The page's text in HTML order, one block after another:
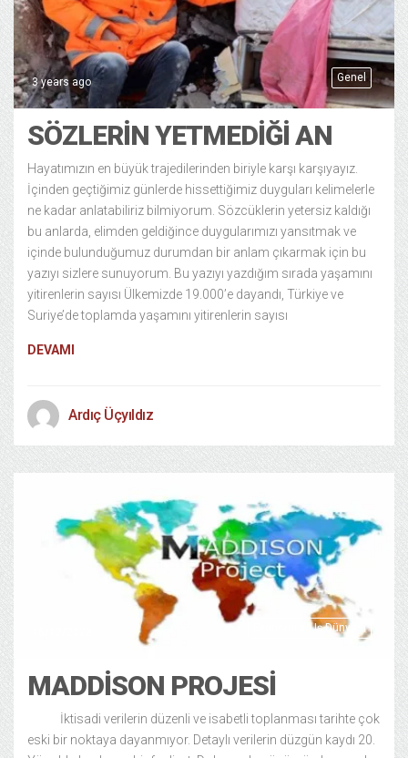
Genel
3 years ago
SÖZLERIN YETMEDIĞI AN
Hayatımızın en büyük trajedilerinden biriyle karşı karşıyayız.
İçinden geçtiğimiz günlerde hissettiğimiz duyguları kelimelerle
ne kadar anlatabiliriz bilmiyorum. Sözcüklerin yetersiz kaldığı
bu anlarda, elimden geldiğince duygularımızı yansıtmak ve
içinde bulunduğumuz durumdan bir anlam çıkarmak için bu
yazıyı sizlere sunuyorum. Bu yazıyı yazdığım sırada yaşamını
yitirenlerin sayısı Ülkemizde 19.000’e dayandı, Türkiye ve
Suriye’de toplamda yaşamını yitirenlerin sayısı
DEVAMI
Ardıç Üçyıldız
Ekonomi ve Iş Dünyası
MADDISON PROJESI
İktisadi verilerin düzenli ve isabetli toplanması tarihte çok
eski bir noktaya dayanmıyor. Detaylı verilerin düzgün kaydı 20.